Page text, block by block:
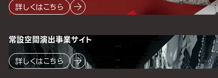
詳しくはこちら
常設空間演出事業サイト
詳しくはこちら